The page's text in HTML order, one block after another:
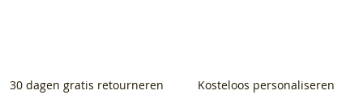
30 dagen gratis retourneren Kosteloos personaliseren